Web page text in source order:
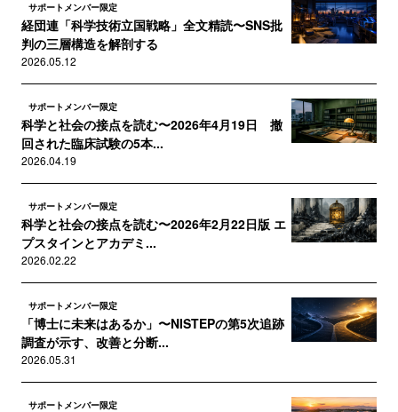
サポートメンバー限定
経団連「科学技術立国戦略」全文精読〜SNS批
判の三層構造を解剖する
2026.05.12
サポートメンバー限定
科学と社会の接点を読む〜2026年4月19日 撤
回された臨床試験の5本...
2026.04.19
サポートメンバー限定
科学と社会の接点を読む〜2026年2月22日版 エ
プスタインとアカデミ...
2026.02.22
サポートメンバー限定
「博士に未来はあるか」〜NISTEPの第5次追跡
調査が示す、改善と分断...
2026.05.31
サポートメンバー限定